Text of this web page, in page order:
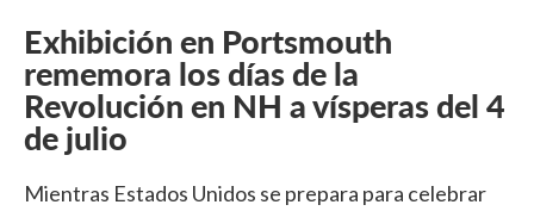
Exhibición en Portsmouth
rememora los días de la
Revolución en NH a vísperas del 4
de julio
Mientras Estados Unidos se prepara para celebrar